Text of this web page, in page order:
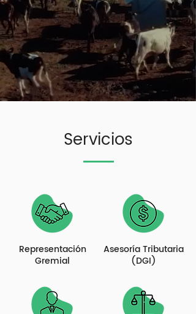
Servicios
Representación
Gremial
Asesoría Tributaria
(DGI)